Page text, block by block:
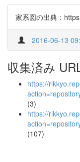
家系図の出典：
2016-06-13
収集済み
https://
(3)
https://
(107)